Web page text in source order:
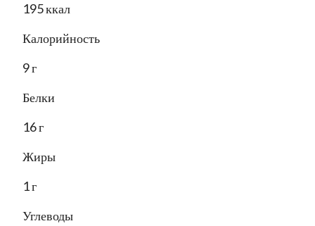
195 ккал
Калорийность
9 г
Белки
16 г
Жиры
1 г
Углеводы